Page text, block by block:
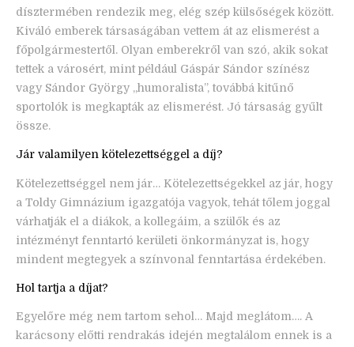
dísztermében rendezik meg, elég szép külsőségek között.
Kiváló emberek társaságában vettem át az elismerést a
főpolgármestertől. Olyan emberekről van szó, akik sokat
tettek a városért, mint például Gáspár Sándor színész
vagy Sándor György „humoralista”, továbbá kitűnő
sportolók is megkapták az elismerést. Jó társaság gyűlt
össze.
Jár valamilyen kötelezettséggel a díj?
Kötelezettséggel nem jár… Kötelezettségekkel az jár, hogy
a Toldy Gimnázium igazgatója vagyok, tehát tőlem joggal
várhatják el a diákok, a kollegáim, a szülők és az
intézményt fenntartó kerületi önkormányzat is, hogy
mindent megtegyek a színvonal fenntartása érdekében.
Hol tartja a díjat?
Egyelőre még nem tartom sehol… Majd meglátom…. A
karácsony előtti rendrakás idején megtalálom ennek is a